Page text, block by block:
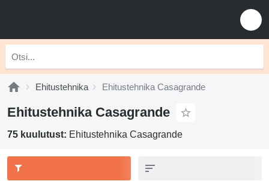
Ehitustehnika Ehitustehnika Casagrande
Ehitustehnika Casagrande
75 kuulutust: Ehitustehnika Casagrande